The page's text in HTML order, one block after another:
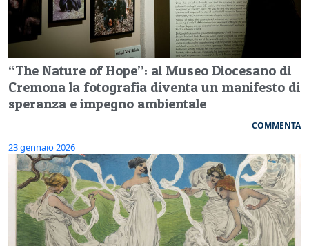
“The Nature of Hope”: al Museo Diocesano di
Cremona la fotografia diventa un manifesto di
speranza e impegno ambientale
COMMENTA
23 gennaio 2026